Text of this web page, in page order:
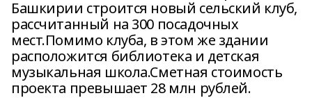
Башкирии строится новый сельский клуб,
рассчитанный на 300 посадочных
мест.Помимо клуба, в этом же здании
расположится библиотека и детская
музыкальная школа.Сметная стоимость
проекта превышает 28 млн рублей.